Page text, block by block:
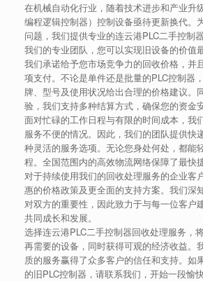
在机械自动化行业，随着技术进步和产业升
编程逻辑控制器）控制设备亟待更新换代。
问题，我们提供专业的连云港PLC二手控制
我们的专业团队，您可以实现旧设备的价值最
我们承诺给予您市场竞争力的回收价格，并
项支付。不论是单件还是批量的PLC控制器
牌、型号及使用状况给出合理的价格建议。
验，我们支持多种结算方式，确保您的资金安
面对忙碌的工作日程与有限的时间成本，我
服务不便的情况。因此，我们的团队提供快
种灵活的服务选项。无论您身处何处，都能
程。全国范围内的高效物流网络保障了最快
对于持续使用我们的回收处理服务的企业客
惠的价格政策及更全面的支持方案。我们深
对双方的重要性，因此致力于与每一位客户
共同成长和发展。
选择连云港PLC二手控制器回收处理服务，
再需要的设备，同时获得可观的经济收益。
质的服务赢得了众多客户的信任和支持。如
的旧PLC控制器，请联系我们，开始一段愉